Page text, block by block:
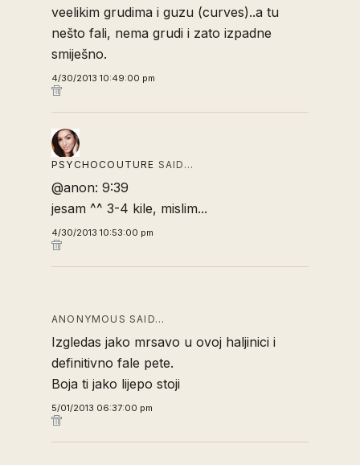
veelikim grudima i guzu (curves)..a tu
nešto fali, nema grudi i zato izpadne
smiješno.
4/30/2013 10:49:00 pm
PSYCHOCOUTURE SAID…
@anon: 9:39
jesam ^^ 3-4 kile, mislim...
4/30/2013 10:53:00 pm
ANONYMOUS SAID…
Izgledas jako mrsavo u ovoj haljinici i
definitivno fale pete.
Boja ti jako lijepo stoji
5/01/2013 06:37:00 pm